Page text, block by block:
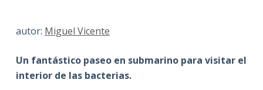
n
e
n
autor: Miguel Vicente
Un fantástico paseo en submarino para visitar el
interior de las bacterias.